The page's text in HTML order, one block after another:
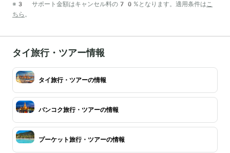
※3 サポート金額はキャンセル料の70%となります。適用条件は こ
ちら 。
タイ旅行・ツアー情報
タイ旅行・ツアーの情報
バンコク旅行・ツアーの情報
プーケット旅行・ツアーの情報